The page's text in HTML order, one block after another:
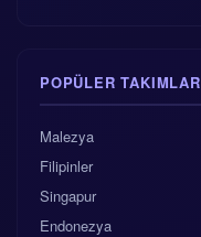
POPÜLER TAKIMLAR
Malezya
Filipinler
Singapur
Endonezya